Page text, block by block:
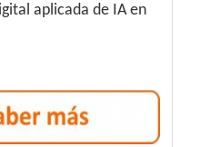
aplicada de IA en